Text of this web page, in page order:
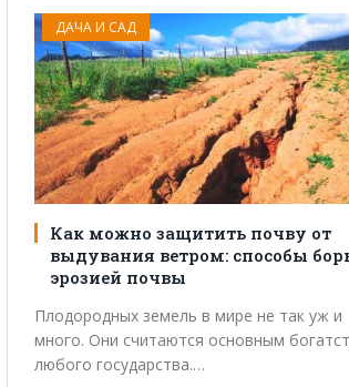
ДАЧА И САД
Как можно защитить почву от
выдувания ветром: способы
эрозией почвы
Плодородных земель в мире не так уж и
много. Они считаются основным
любого государства.…